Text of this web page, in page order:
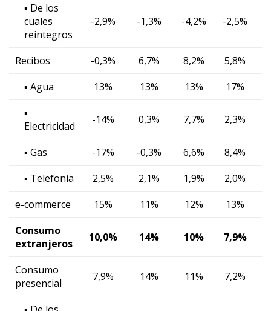
▪ De los
cuales
reintegros
-2,9% -1,3% -4,2% -2,5%
Recibos -0,3% 6,7% 8,2% 5,8%
▪ Agua
13% 13% 13% 17%
▪
Electricidad
-14% 0,3% 7,7% 2,3%
▪ Gas -17% -0,3% 6,6% 8,4%
▪ Telefonía
2,5% 2,1% 1,9% 2,0%
e-commerce
15% 11% 12% 13%
Consumo
extranjeros
10,0% 14% 10% 7,9%
Consumo
presencial
7,9% 14% 11% 7,2%